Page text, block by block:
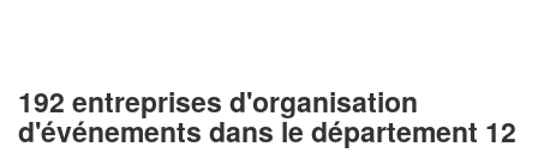
192 entreprises d'organisation
d'événements dans le département 12